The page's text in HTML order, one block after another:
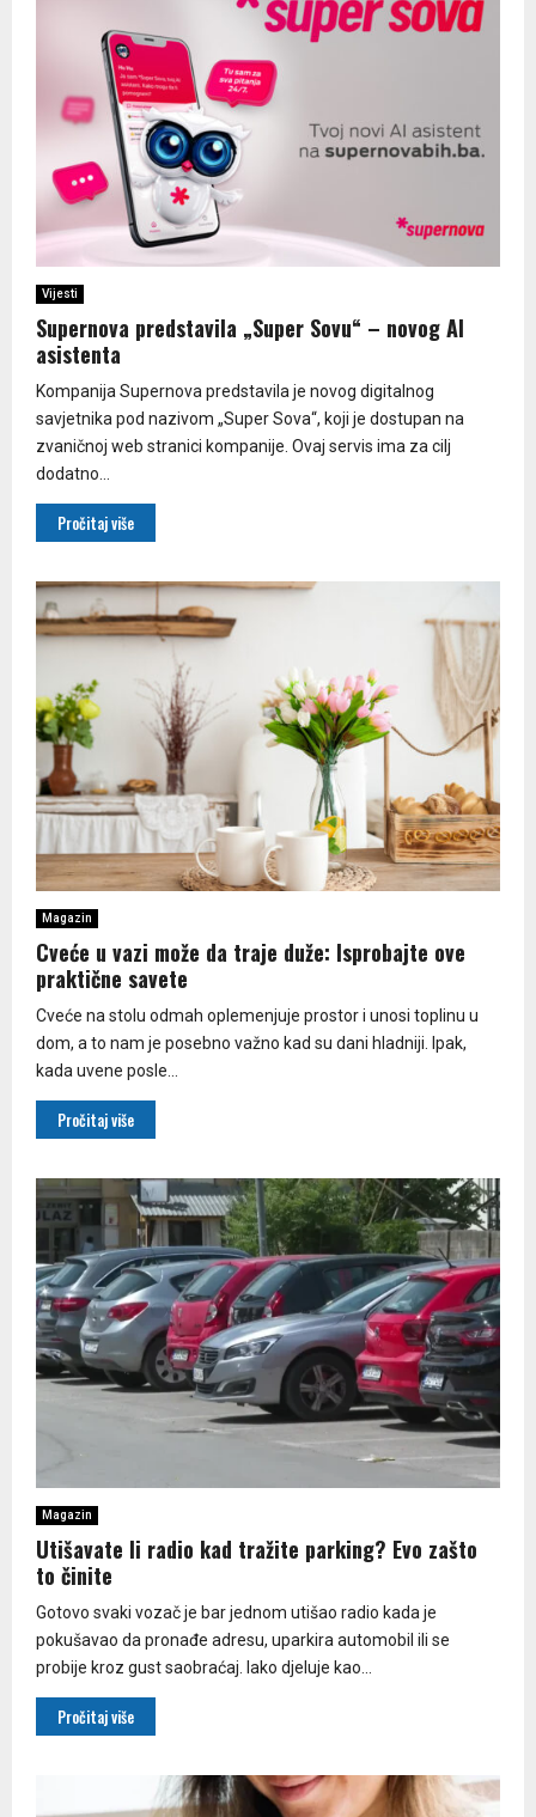
Vijesti
Supernova predstavila „Super Sovu“ – novog AI
asistenta
Kompanija Supernova predstavila je novog digitalnog
savjetnika pod nazivom „Super Sova“, koji je dostupan na
zvaničnoj web stranici kompanije. Ovaj servis ima za cilj
dodatno...
Pročitaj više
Magazin
Cveće u vazi može da traje duže: Isprobajte ove
praktične savete
Cveće na stolu odmah oplemenjuje prostor i unosi toplinu u
dom, a to nam je posebno važno kad su dani hladniji. Ipak,
kada uvene posle...
Pročitaj više
Magazin
Utišavate li radio kad tražite parking? Evo zašto
to činite
Gotovo svaki vozač je bar jednom utišao radio kada je
pokušavao da pronađe adresu, uparkira automobil ili se
probije kroz gust saobraćaj. Iako djeluje kao...
Pročitaj više